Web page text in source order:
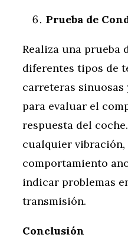
Prueba de
Realiza una prueba
diferentes tipos de
carreteras
para evaluar el
respuesta del
cualquier
comportamiento
indicar problemas
transmisión.
Conclusión